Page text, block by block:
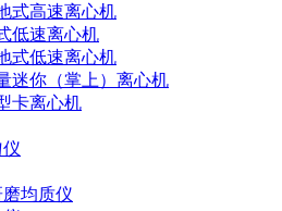
式高速离心机
低速离心机
式低速离心机
迷你（掌上）离心机
卡离心机
均质仪